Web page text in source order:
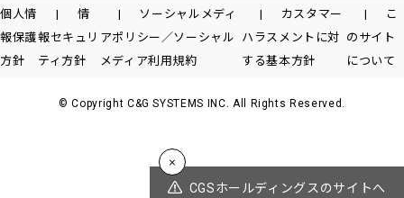
CGSホールディングスのサイトへ
個人情
報保護
方針
情
報セキュリ
ティ方針
ソーシャルメディ
アポリシー／ソーシャル
メディア利用規約
カスタマー
ハラスメントに対
する基本方針
こ
のサイト
について
© Copyright C&G SYSTEMS INC. All Rights Reserved.